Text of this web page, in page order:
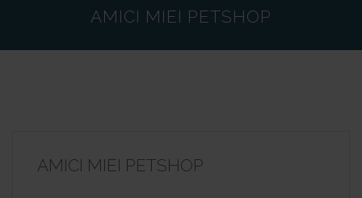
AMICI MIEI PETSHOP
AMICI MIEI PETSHOP